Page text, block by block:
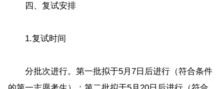
四、复试安排
1.复试时间
分批次进行。第一批拟于5月7日后进行（符合条件